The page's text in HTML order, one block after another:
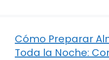
Cómo Preparar
Toda la Noche: